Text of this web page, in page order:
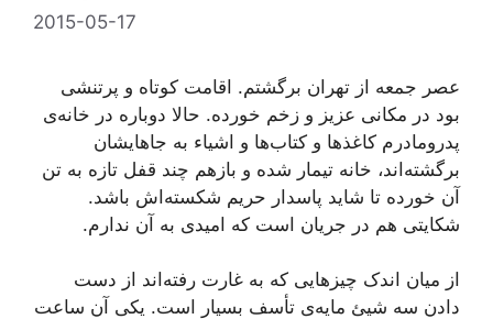
2015-05-17
عصر جمعه از تهران برگشتم. اقامت کوتاه و پرتنشی
بود در مکانی عزیز و زخم خورده. حالا دوباره در خانه‌ی
پدرومادرم کاغذها و کتاب‌ها و اشیاء به جاهایشان
برگشته‌اند، خانه تیمار شده و بازهم چند قفل تازه به تن
آن خورده تا شاید پاسدار حریم شکسته‌‌اش باشد.
شکایتی هم در جریان است که امیدی به آن ندارم.
از میان اندک چیزهایی که به غارت رفته‌اند از دست
دادن سه شیئ مایه‌ی تأسف بسیار است. یکی آن ساعت